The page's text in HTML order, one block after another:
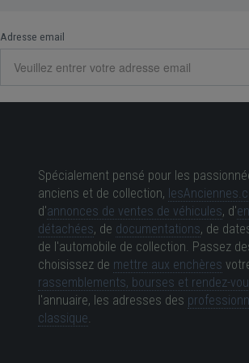
Adresse email
Spécialement pensé pour les
anciens et de collection,
d'annonces de ventes de véhicules, d'
détachées, de documentations, de
de l'automobile de collection. Passez
choisissez de mettre aux enchères
rassemblements, bourses et rendez-
l'annuaire, les adresses des
classique